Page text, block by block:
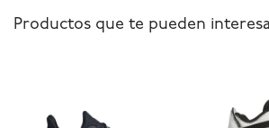
Productos que te pueden